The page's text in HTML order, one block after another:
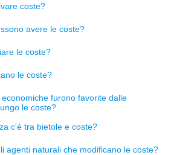
coste?
avere le coste?
le coste?
le coste?
furono favorite dalle
le coste?
c'è tra bietole e coste?
agenti naturali che modificano le coste?